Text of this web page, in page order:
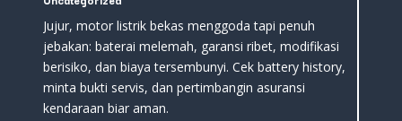
Jujur, motor listrik bekas menggoda tapi penuh
jebakan: baterai melemah, garansi ribet, modifikasi
berisiko, dan biaya tersembunyi. Cek battery history,
minta bukti servis, dan pertimbangin asuransi
kendaraan biar aman.